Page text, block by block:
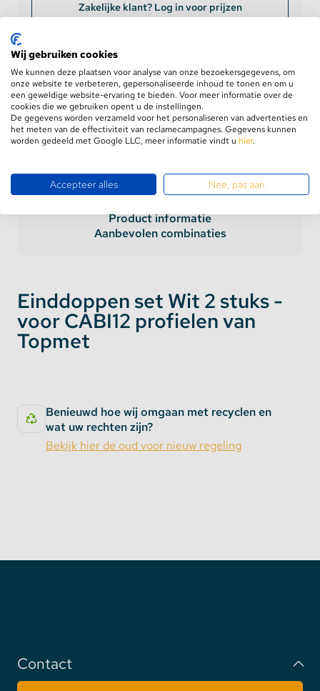
Zakelijke klant? Log in voor prijzen
Levering op werkdagen
GRATIS verzending vanaf €75,-
Retourneren binnen100 dagen
5 jaargarantie
Product informatie
Aanbevolen combinaties
Einddoppen set Wit 2 stuks -
voor CABI12 profielen van
Topmet
Benieuwd hoe wij omgaan met recyclen en
wat uw rechten zijn?
Bekijk hier de oud voor nieuw regeling
Contact
Wij gebruiken cookies
We kunnen deze plaatsen voor analyse van onze bezoekersgegevens, om
onze website te verbeteren, gepersonaliseerde inhoud te tonen en om u
een geweldige website-ervaring te bieden. Voor meer informatie over de
cookies die we gebruiken opent u de instellingen.
De gegevens worden verzameld voor het personaliseren van advertenties en
het meten van de effectiviteit van reclamecampagnes. Gegevens kunnen
worden gedeeld met Google LLC, meer informatie vindt u hier.
Accepteer alles Nee, pas aan